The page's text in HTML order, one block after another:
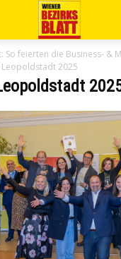
So feierten die Business- &
Leopoldstadt 2025